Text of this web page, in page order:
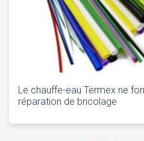
Le chauffe-eau Termex ne
réparation de bricolage